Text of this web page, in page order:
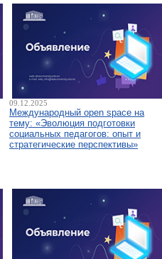
09.12.2025
Международный open space на
тему: «Эволюция подготовки
социальных педагогов: опыт и
стратегические перспективы»